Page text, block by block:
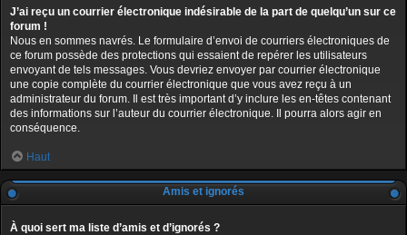
J’ai reçu un courrier électronique indésirable de la part de quelqu’un sur ce
forum !
Nous en sommes navrés. Le formulaire d’envoi de courriers électroniques de
ce forum possède des protections qui essaient de repérer les utilisateurs
envoyant de tels messages. Vous devriez envoyer par courrier électronique
une copie complète du courrier électronique que vous avez reçu à un
administrateur du forum. Il est très important d’y inclure les en-têtes contenant
des informations sur l’auteur du courrier électronique. Il pourra alors agir en
conséquence.
Haut
Amis et ignorés
À quoi sert ma liste d’amis et d’ignorés ?